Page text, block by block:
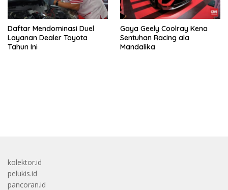
Daftar Mendominasi Duel
Layanan Dealer Toyota
Tahun Ini
Gaya Geely Coolray Kena
Sentuhan Racing ala
Mandalika
kolektor.id
pelukis.id
pancoran.id